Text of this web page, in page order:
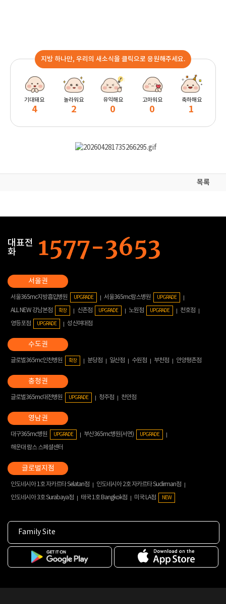
지방 하나만, 우리의 새소식을 클릭으로 응원해주세요.
기대돼요
4
놀라워요
2
유익해요
0
고마워요
0
축하해요
1
목록
대표전
화
서울365mc지방흡입병원 UPGRADE 서울365mc람스병원 UPGRADE
ALL NEW 강남본점 확장 신촌점 UPGRADE 노원점 UPGRADE
천호점
영등포점
UPGRADE 성신여대점
글로벌365mc인천병원 확장 분당점 일산점 수원점 부천점 안양평촌점
글로벌365mc대전병원 UPGRADE 청주점 천안점
대구365mc병원 UPGRADE 부산365mc병원(서면) UPGRADE
해운대 람스 스페셜센터
인도네시아 1호 자카르타 Selatan점
인도네시아 2호 자카르타 Sudirman점
인도네시아 3호 Surabaya점
태국 1호 Bangkok점 미국 LA점 NEW
Family Site